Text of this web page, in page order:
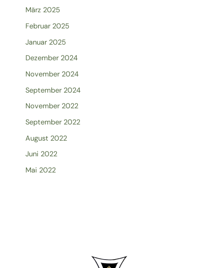
März 2025
Februar 2025
Januar 2025
Dezember 2024
November 2024
September 2024
November 2022
September 2022
August 2022
Juni 2022
Mai 2022